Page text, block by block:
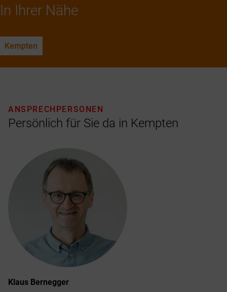
In Ihrer Nähe
Kempten
Persönlich für Sie da in Kempten
ANSPRECHPERSONEN
Klaus Bernegger